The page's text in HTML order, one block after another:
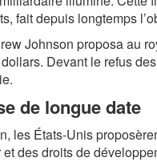
fait depuis longtemps
Johnson proposa au
Devant le refus
de longue date
les États-Unis
des droits de